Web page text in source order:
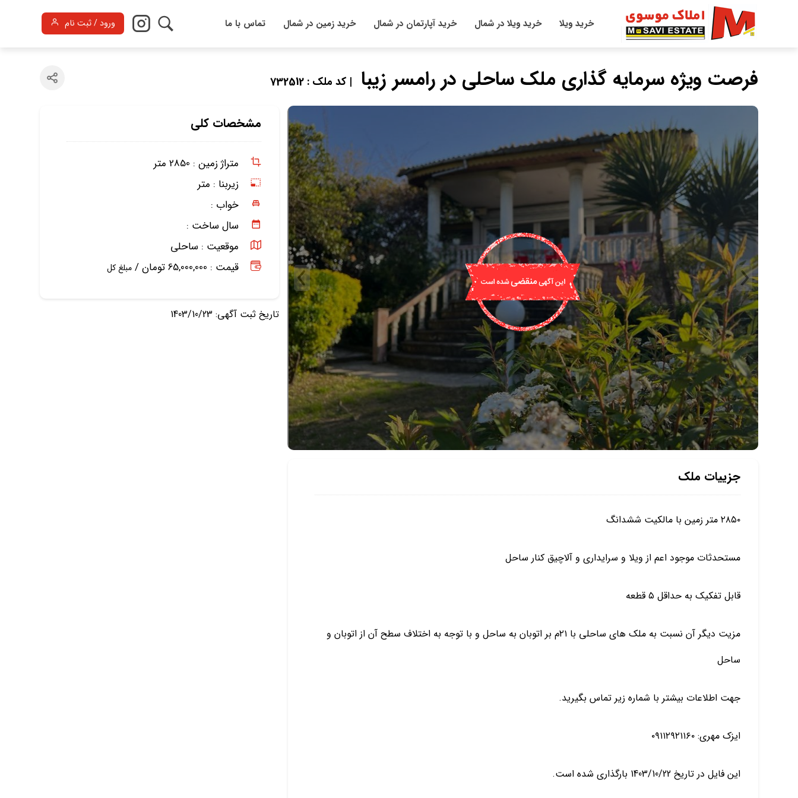
خرید ویلا خرید ویلا در شمال خرید آپارتمان در شمال خرید زمین در شمال تماس با ما ورود / ثبت نام
فرصت ویژه سرمایه گذاری ملک ساحلی در رامسر زیبا | کد ملک : 732512
مشخصات کلی
متراژ زمین : 2850 متر
زیربنا : متر
خواب :
سال ساخت :
موقعیت : ساحلی
قیمت : 65,000,000 تومان /
مبلغ کل
تاریخ ثبت آگهی: 1403/10/23
جزییات ملک
۲۸۵۰ متر زمین با مالکیت ششدانگ
مستحدثات موجود اعم از ویلا و سرایداری و آلاچیق کنار ساحل
قابل تفکیک به حداقل ۵ قطعه
مزیت دیگر آن نسبت به ملک های ساحلی با ۲۱م بر اتوبان به ساحل و با توجه به اختلاف سطح آن از اتوبان و
ساحل
جهت اطلاعات بیشتر با شماره زیر تماس بگیرید.
ایزک مهری: ۰۹۱۱۲۹۲۱۱۶۰
این فایل در تاریخ 1403/10/22 بارگذاری شده است.